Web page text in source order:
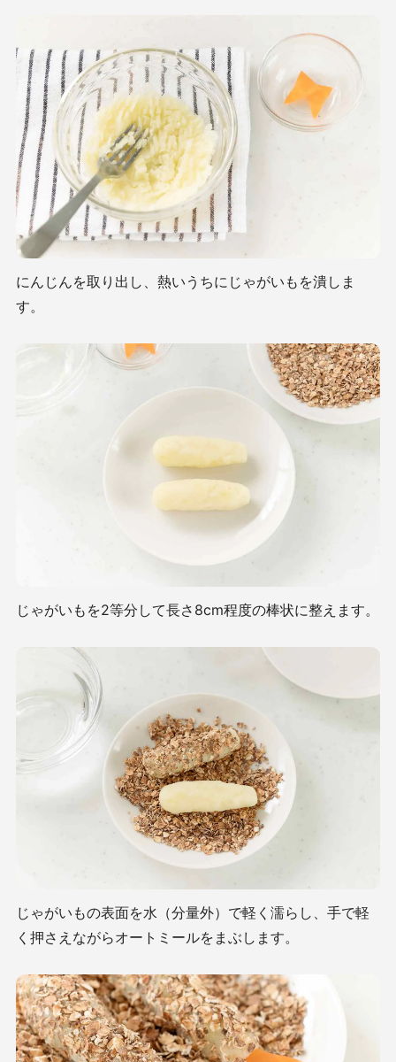
にんじんを取り出し、熱いうちにじゃがいもを潰しま
す。
じゃがいもを2等分して長さ8cm程度の棒状に整えます。
じゃがいもの表面を水（分量外）で軽く濡らし、手で軽
く押さえながらオートミールをまぶします。